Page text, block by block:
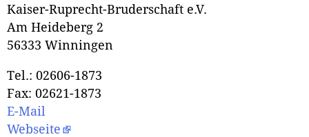
Kaiser-Ruprecht-Bruderschaft e.V.
Am Heideberg 2
56333 Winningen
Tel.: 02606-1873
Fax: 02621-1873
E-Mail
Webseite